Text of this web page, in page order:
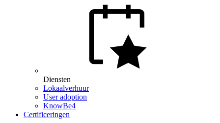
Diensten
Lokaalverhuur
User adoption
KnowBe4
Certificeringen